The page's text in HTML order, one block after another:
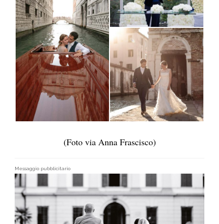
(Foto via Anna Frascisco)
Messaggio pubblicitario